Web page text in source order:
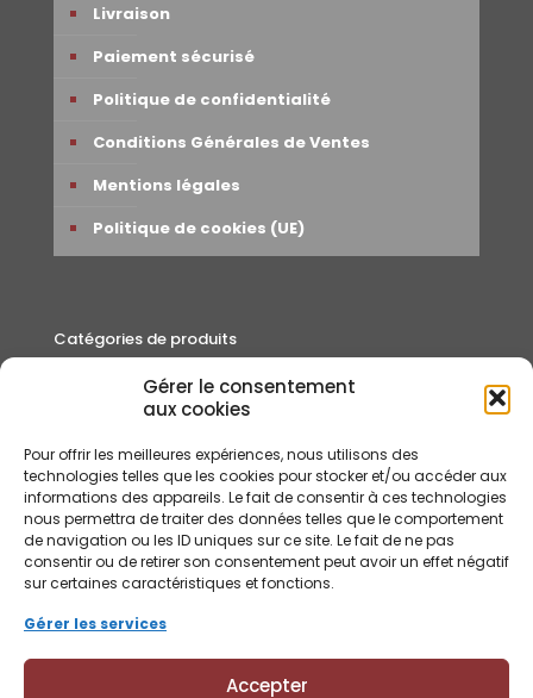
Gérer le consentement
aux cookies
Pour offrir les meilleures expériences, nous utilisons des
technologies telles que les cookies pour stocker et/ou accéder aux
informations des appareils. Le fait de consentir à ces technologies
nous permettra de traiter des données telles que le comportement
de navigation ou les ID uniques sur ce site. Le fait de ne pas
consentir ou de retirer son consentement peut avoir un effet négatif
sur certaines caractéristiques et fonctions.
Gérer les services
Accepter
Livraison
Paiement sécurisé
Politique de confidentialité
Conditions Générales de Ventes
Mentions légales
Politique de cookies (UE)
Catégories de produits
Autour du thé
Rooibos et Infusions
Thés